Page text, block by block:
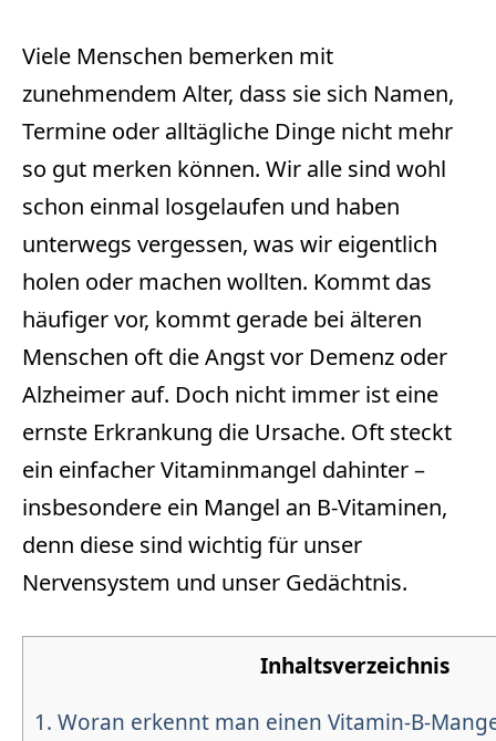
Viele Menschen bemerken mit
zunehmendem Alter, dass sie sich Namen,
Termine oder alltägliche Dinge nicht mehr
so gut merken können. Wir alle sind wohl
schon einmal losgelaufen und haben
unterwegs vergessen, was wir eigentlich
holen oder machen wollten. Kommt das
häufiger vor, kommt gerade bei älteren
Menschen oft die Angst vor Demenz oder
Alzheimer auf. Doch nicht immer ist eine
ernste Erkrankung die Ursache. Oft steckt
ein einfacher Vitaminmangel dahinter –
insbesondere ein Mangel an B-Vitaminen,
denn diese sind wichtig für unser
Nervensystem und unser Gedächtnis.
Inhaltsverzeichnis
1. Woran erkennt man einen Vitamin-B-